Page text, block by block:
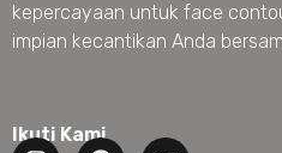
kepercayaan untuk face
impian kecantikan Anda
Ikuti Kami